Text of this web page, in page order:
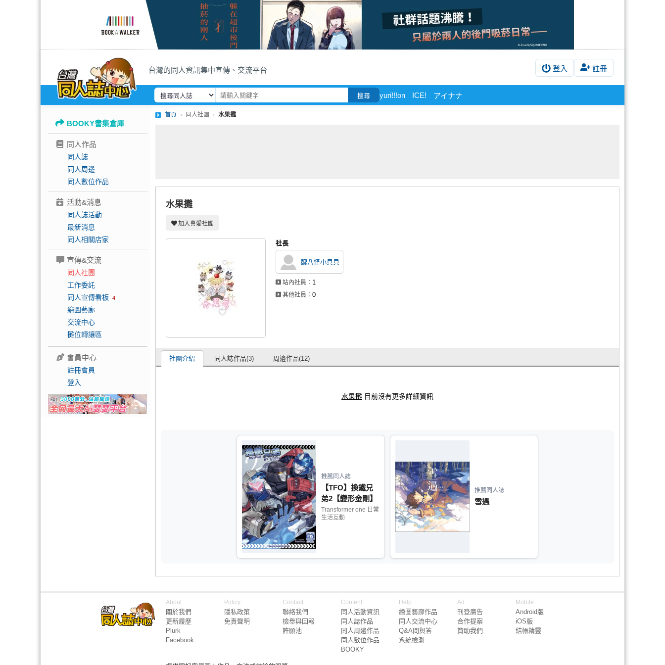
台灣的同人資訊集中宣傳、交流平台 登入 註冊
搜尋 yuri!!!on ICE! アイナナ
BOOKY書集倉庫
同人作品
同人誌
同人周邊
同人數位作品
活動&消息
同人誌活動
最新消息
同人相關店家
宣傳&交流
同人社團
工作委託
同人宣傳看板 4
繪圖藝廊
交流中心
攤位轉讓區
會員中心
註冊會員
登入
首頁 同人社團 水果攤
水果攤
加入喜愛社團
社長
醜八怪小貝貝
站內社員： 1
其他社員： 0
社團介紹 同人誌作品(3) 周邊作品(12)
水果攤 目前沒有更多詳細資訊
推薦同人誌
【TFO】換鐵兄
弟2【變形金剛】
Transformer one 日常
生活互動
推薦同人誌
雪遇
About
關於我們
更新履歷
Plurk
Facebook
Policy
隱私政策
免責聲明
Contact
聯絡我們
檢舉與回報
許願池
Content
同人活動資訊
同人誌作品
同人周邊作品
同人數位作品
BOOKY
Help
繪圖藝廊作品
同人交流中心
Q&A問與答
系統檢測
Ad
刊登廣告
合作提案
贊助我們
Mobile
Android版
iOS版
結帳精靈